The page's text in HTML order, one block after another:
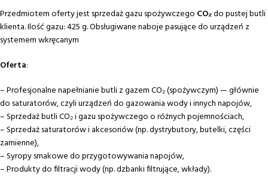
Przedmiotem oferty jest sprzedaż gazu spożywczego CO₂do pustej butli
klienta. Ilość gazu: 425 g. Obsługiwane naboje pasujące do urządzeń z
systemem wkręcanym
Oferta:
– Profesjonalne napełnianie butli z gazem CO₂ (spożywczym) — głównie
do saturatorów, czyli urządzeń do gazowania wody i innych napojów,
– Sprzedaż butli CO₂ i gazu spożywczego o różnych pojemnościach,
– Sprzedaż saturatorów i akcesoriów (np. dystrybutory, butelki, części
zamienne),
– Syropy smakowe do przygotowywania napojów,
– Produkty do filtracji wody (np. dzbanki filtrujące, wkłady).